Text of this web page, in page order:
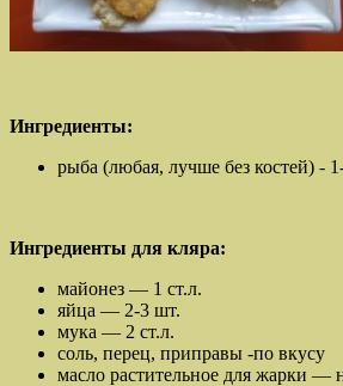
Ингредиенты:
рыба (любая, лучше без костей) -
Ингредиенты для кляра:
майонез — 1 ст.л.
яйца — 2-3 шт.
мука — 2 ст.л.
соль, перец, приправы -по вкусу
масло растительное для жарки —